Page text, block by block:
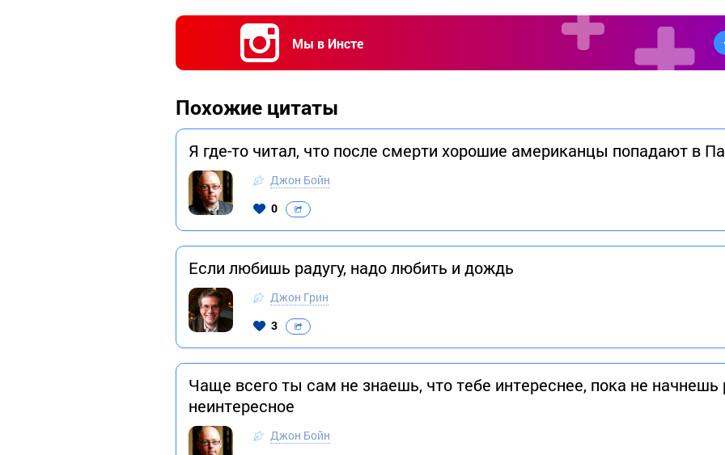
Мы в Инсте
Похожие цитаты
Я где-то читал, что после смерти хорошие американцы попадают в
Джон Бойн
0
Если любишь радугу, надо любить и дождь
Джон Грин
3
Чаще всего ты сам не знаешь, что тебе интереснее, пока не начнешь
неинтересное
Джон Бойн